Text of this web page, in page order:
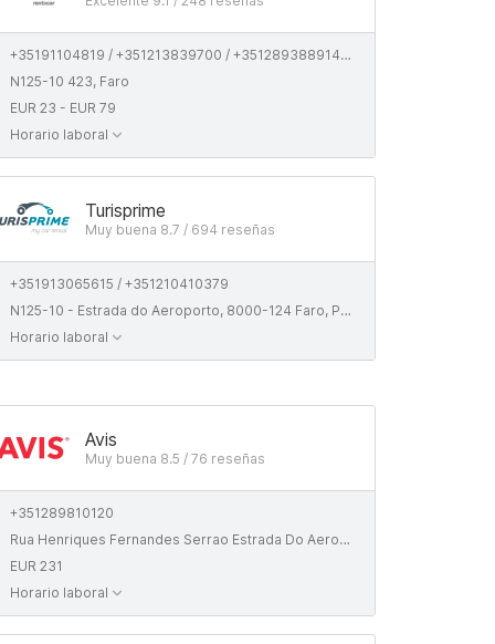
+35191104819 / +351213839700 / +351289388914 / +351911048197
N125-10 423, Faro
EUR 23 - EUR 79
Horario laboral
Turisprime
Muy buena 8.7 / 694 reseñas
+351913065615 / +351210410379
N125-10 - Estrada do Aeroporto, 8000-124 Faro, Portugal
Horario laboral
Avis
Muy buena 8.5 / 76 reseñas
+351289810120
Rua Henriques Fernandes Serrao Estrada Do Aeroporto 125, 10, 8005-146 Faro, Portugal
EUR 231
Horario laboral